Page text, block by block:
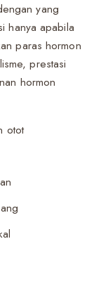
yang
hanya apabila
paras hormon
prestasi
hormon
otot